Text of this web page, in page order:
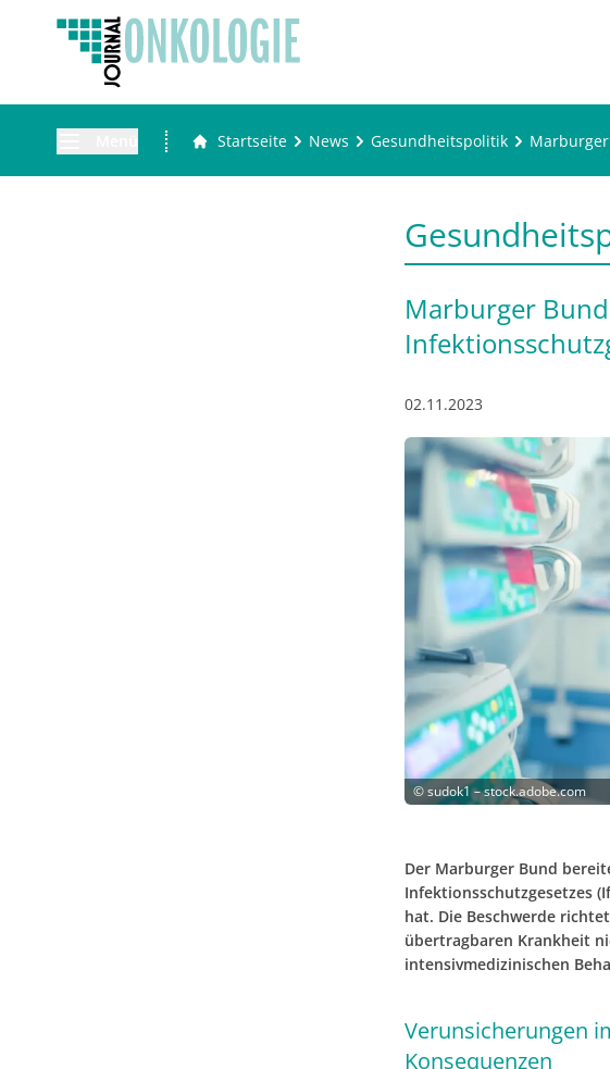
Startseite News Gesundheitspolitik
Marburger
02.11.2023
©sudok1 – stock.adobe.com
Der Marburger Bund
Infektionsschutzgesetzes
hat. Die Beschwerde
übertragbaren Krankheit
intensivmedizinischen
Verunsicherungen
Konsequenzen